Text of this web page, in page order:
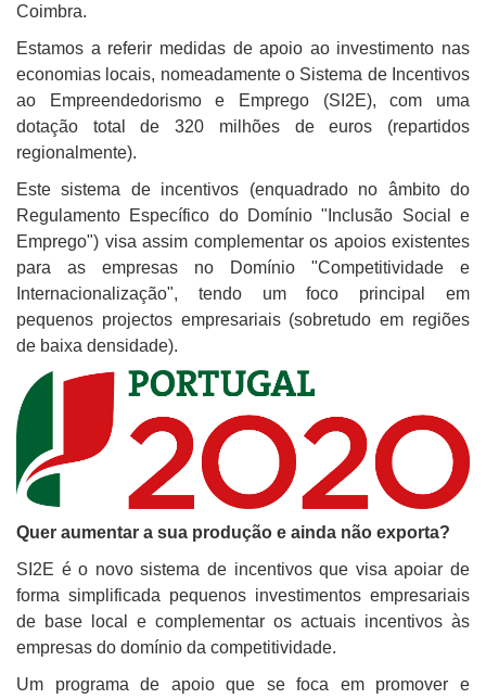
Coimbra.
Estamos a referir medidas de apoio ao investimento nas
economias locais, nomeadamente o Sistema de Incentivos
ao Empreendedorismo e Emprego (SI2E), com uma
dotação total de 320 milhões de euros (repartidos
regionalmente).
Este sistema de incentivos (enquadrado no âmbito do
Regulamento Específico do Domínio "Inclusão Social e
Emprego") visa assim complementar os apoios existentes
para as empresas no Domínio "Competitividade e
Internacionalização", tendo um foco principal em
pequenos projectos empresariais (sobretudo em regiões
de baixa densidade).
Quer aumentar a sua produção e ainda não exporta?
SI2E é o novo sistema de incentivos que visa apoiar de
forma simplificada pequenos investimentos empresariais
de base local e complementar os actuais incentivos às
empresas do domínio da competitividade.
Um programa de apoio que se foca em promover e